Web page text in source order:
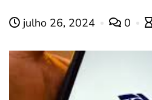
julho 26, 2024 0